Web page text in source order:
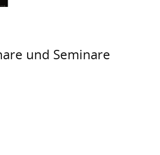
und Seminare